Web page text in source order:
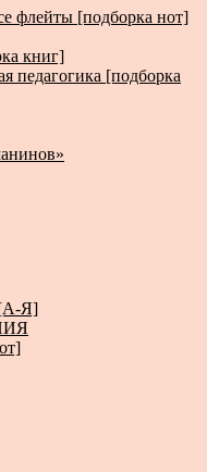
флейты [подборка нот]
книг]
педагогика [подборка
Я]